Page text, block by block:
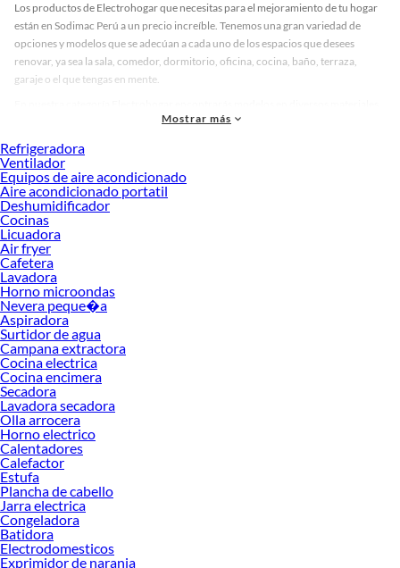
Los productos de Electrohogar que necesitas para el mejoramiento de tu hogar
están en Sodimac Perú a un precio increíble. Tenemos una gran variedad de
opciones y modelos que se adecúan a cada uno de los espacios que desees
renovar, ya sea la sala, comedor, dormitorio, oficina, cocina, baño, terraza,
garaje o el que tengas en mente.
medidas, colores y demás características específicas de tu preferencia. Recuerda
proyectos en las mejores marcas de calidad y con garantía.
Precios de Electrohogar en Sodimac Perú
Si buscar ahorrar, estás en la tienda correcta porque en Sodimac tenemos
nuestra política de precios bajos garantizados en Electrohogar, así que no dudes
más y compra online este producto con sus complementos para que termines tu
proyecto al 100% a un costo económico. Además, elige entre las opciones de
delivery o recojo en tienda.
Las mejores marcas de Electrohogar
Sabemos que la calidad, confianza y seguridad son factores importantes al
momento de decidir qué modelo comprar, por ello contamos con una amplia
oferta de marcas prestigiosas y reconocidas en Electrohogar. De esta manera,
inviertes en durabilidad, rendimiento, excelencia y satisfacción garantizada.
Mostrar más
Refrigeradora
Ventilador
Equipos de aire acondicionado
Aire acondicionado portatil
Deshumidificador
Cocinas
Licuadora
Air fryer
Cafetera
Lavadora
Horno microondas
Nevera peque�a
Aspiradora
Surtidor de agua
Campana extractora
Cocina electrica
Cocina encimera
Secadora
Lavadora secadora
Olla arrocera
Horno electrico
Calentadores
Calefactor
Estufa
Plancha de cabello
Jarra electrica
Congeladora
Batidora
Electrodomesticos
Exprimidor de naranja